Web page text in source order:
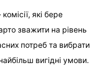
які бере
зважити на рівень
потреб та вибрати
вигідні умови.